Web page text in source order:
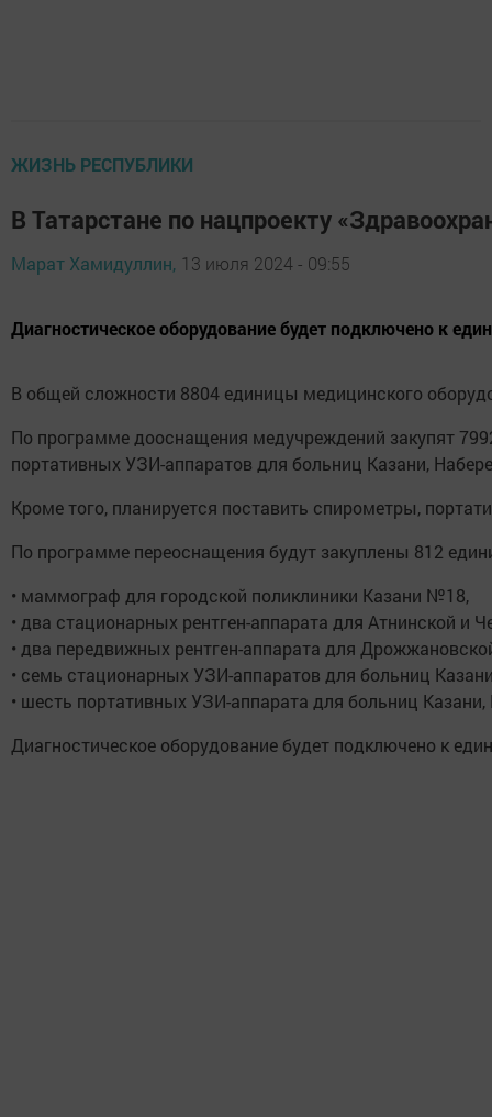
ЖИЗНЬ РЕСПУБЛИКИ
В Татарстане по нацпроекту
Марат Хамидуллин, 13 июля 2024 - 09:55
Диагностическое оборудование будет подключено к
В общей сложности 8804 единицы медицинского
По программе дооснащения медучреждений закупят
портативных УЗИ-аппаратов для больниц Казани,
Кроме того, планируется поставить спирометры,
По программе переоснащения будут закуплены 812
• маммограф для городской поликлиники Казани №18,
• два стационарных рентген-аппарата для Атнинской и
• два передвижных рентген-аппарата для
• семь стационарных УЗИ-аппаратов для больниц
• шесть портативных УЗИ-аппарата для больниц
Диагностическое оборудование будет подключено к